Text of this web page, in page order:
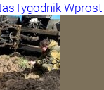
Tygodnik Wprost